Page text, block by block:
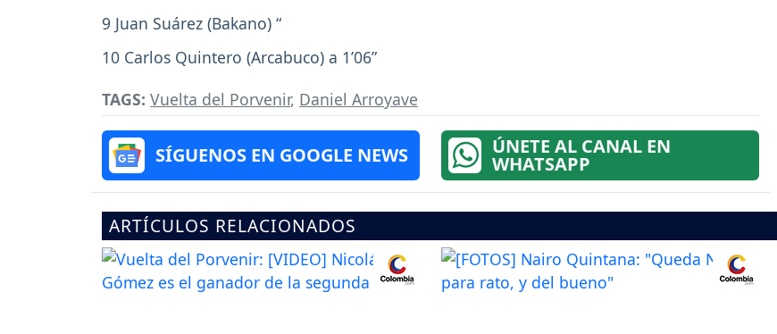
9 Juan Suárez (Bakano) “
10 Carlos Quintero (Arcabuco) a 1’06”
TAGS: Vuelta del Porvenir, Daniel Arroyave
SÍGUENOS EN GOOGLE NEWS ÚNETE AL CANAL EN
WHATSAPP
ARTÍCULOS RELACIONADOS